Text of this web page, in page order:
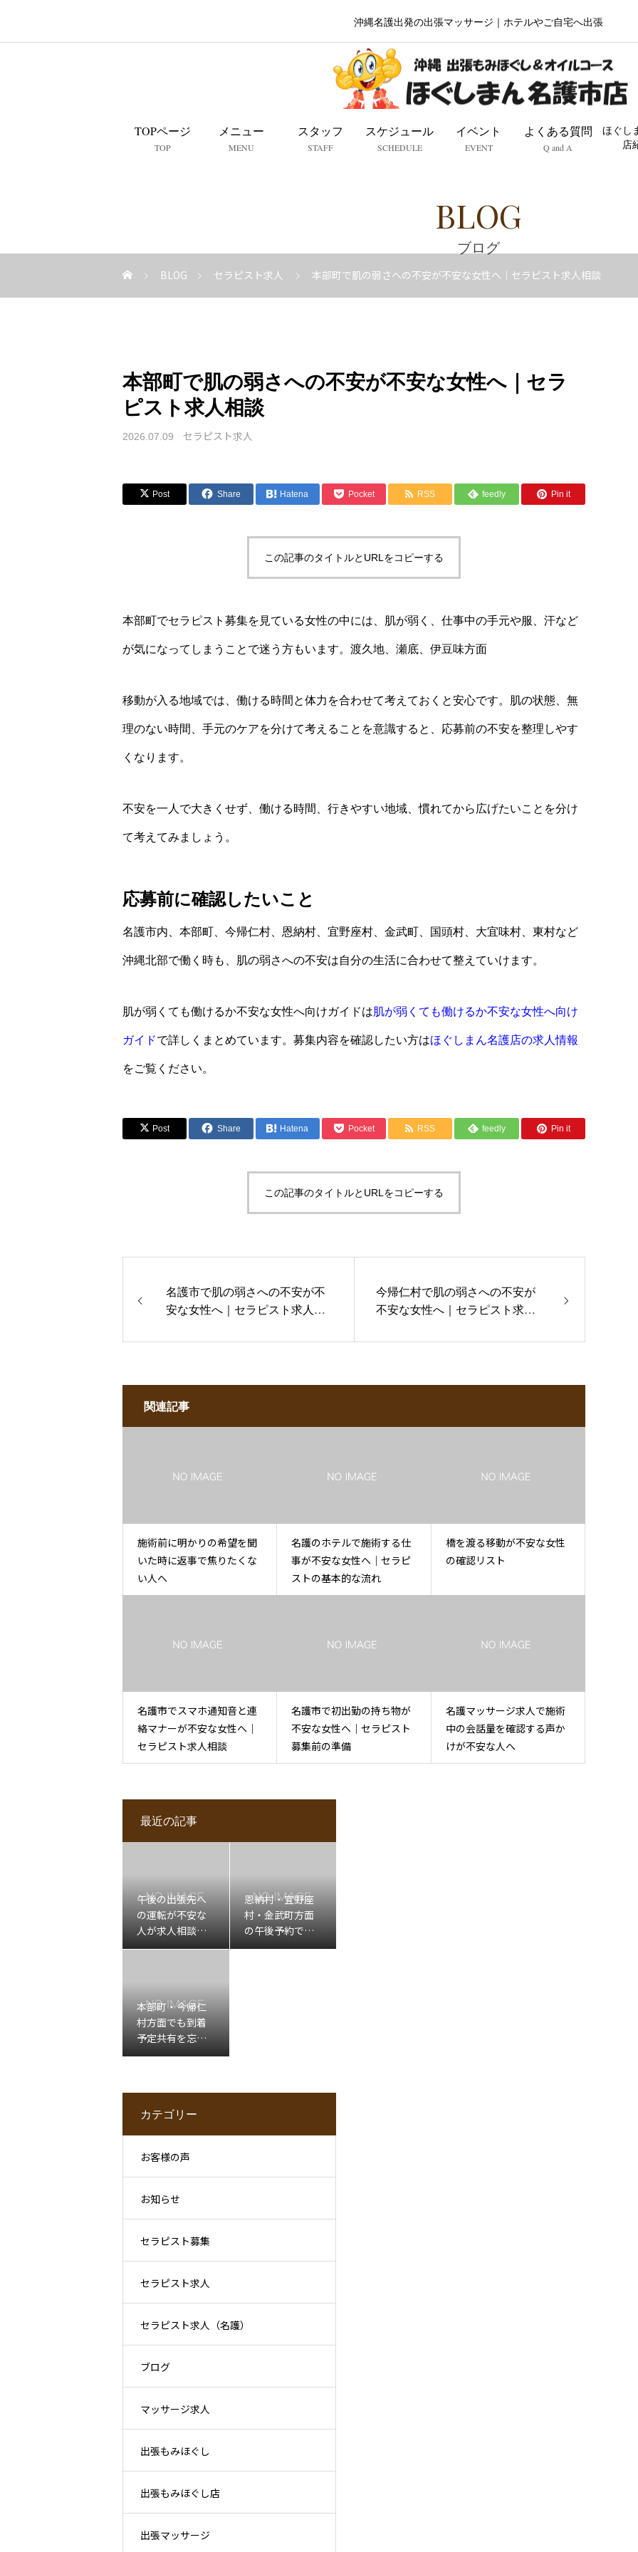
沖縄名護出発の出張マッサージ｜ホテルやご自宅へ出張
TOPページ
TOP
メニュー
MENU
スタッフ
STAFF
スケジュール
SCHEDULE
イベント
EVENT
よくある質問
Q and A
ほぐし
店
BLOG
ブログ
BLOG セラピスト求人 本部町で肌の弱さへの不安が不安な女性へ｜セラピスト求人相談
本部町で肌の弱さへの不安が不安な女性へ｜セラ
ピスト求人相談
2026.07.09 セラピスト求人
Post Share Hatena Pocket RSS feedly Pin it
この記事のタイトルとURLをコピーする
本部町でセラピスト募集を見ている女性の中には、肌が弱く、仕事中の手元や服、汗など
が気になってしまうことで迷う方もいます。渡久地、瀬底、伊豆味方面
移動が入る地域では、働ける時間と体力を合わせて考えておくと安心です。肌の状態、無
理のない時間、手元のケアを分けて考えることを意識すると、応募前の不安を整理しやす
くなります。
不安を一人で大きくせず、働ける時間、行きやすい地域、慣れてから広げたいことを分け
て考えてみましょう。
応募前に確認したいこと
名護市内、本部町、今帰仁村、恩納村、宜野座村、金武町、国頭村、大宜味村、東村など
沖縄北部で働く時も、肌の弱さへの不安は自分の生活に合わせて整えていけます。
肌が弱くても働けるか不安な女性へ向けガイドは肌が弱くても働けるか不安な女性へ向け
ガイドで詳しくまとめています。募集内容を確認したい方はほぐしまん名護店の求人情報
をご覧ください。
Post Share Hatena Pocket RSS feedly Pin it
この記事のタイトルとURLをコピーする
名護市で肌の弱さへの不安が不
安な女性へ｜セラピスト求人相
今帰仁村で肌の弱さへの不安が
不安な女性へ｜セラピスト求人
関連記事
施術前に明かりの希望を聞
いた時に返事で焦りたくな
い人へ
名護のホテルで施術する仕
事が不安な女性へ｜セラピ
ストの基本的な流れ
橋を渡る移動が不安な女性
の確認リスト
名護市でスマホ通知音と連
絡マナーが不安な女性へ｜
セラピスト求人相談
名護市で初出勤の持ち物が
不安な女性へ｜セラピスト
募集前の準備
名護マッサージ求人で施術
中の会話量を確認する声か
けが不安な人へ
最近の記事
午後の出張先へ
の運転が不安な
人が求人相談前
に整理したいこ
恩納村・宜野座
村・金武町方面
の午後予約で移
動確認が不安な
本部町・今帰仁
村方面でも到着
予定共有を忘れ
たくない人へ
カテゴリー
お客様の声
お知らせ
セラピスト募集
セラピスト求人
セラピスト求人（名護）
ブログ
マッサージ求人
出張もみほぐし
出張もみほぐし店
出張マッサージ